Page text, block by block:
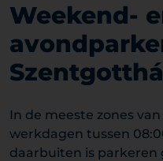
Weekend-
In de meeste zones
werkdagen tussen
daarbuiten is parkeren